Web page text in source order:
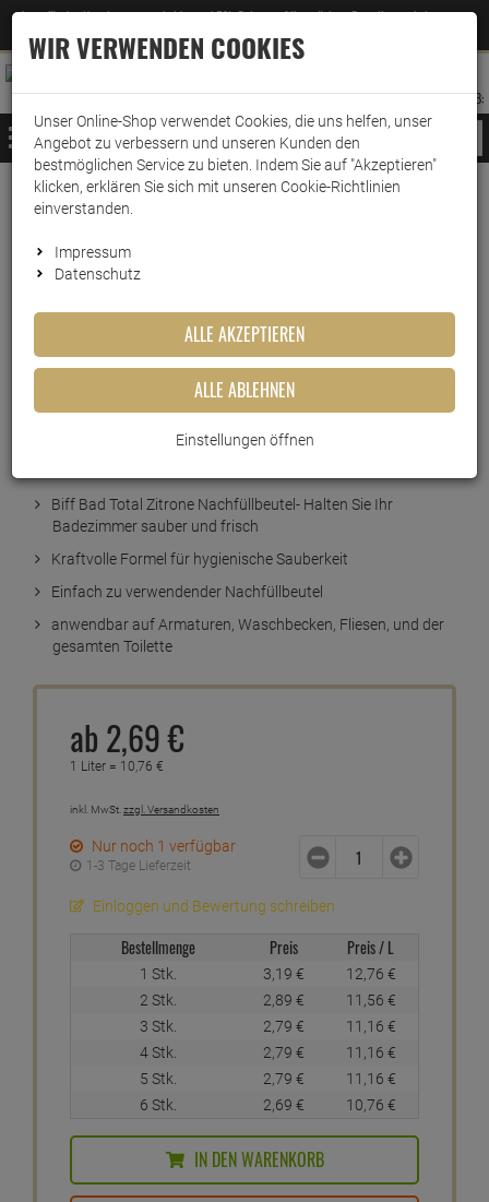
Jetzt für den Newsletter entscheiden und 5% Rabatt auf Ihre nächste Bestellung erhalten
–Zum Newsletter
ANMELDEN
AUFKLAPPEN
MERKZETTEL
WARENKORB:
MENÜ
Weiter einkaufen www.wark24.de Haushaltsreiniger
Sanitärreiniger
Bad-Reiniger
Biff Bad Total Zitrone Nachfüller
Biff Bad Total Zitrone
Nachfüller
Artikel-Nummer:10015635
Biff Bad Total Zitrone Nachfüllbeutel- Halten Sie Ihr
Badezimmer sauber und frisch
Kraftvolle Formel für hygienische Sauberkeit
Einfach zu verwendender Nachfüllbeutel
anwendbar auf Armaturen, Waschbecken, Fliesen, und der
gesamten Toilette
ab 2,69€
1 Liter = 10,76 €
inkl. MwSt.zzgl. Versandkosten
Nur noch 1 verfügbar
1-3 Tage Lieferzeit
Einloggen und Bewertung schreiben
Bestellmenge Preis Preis / L
1 Stk. 3,19 € 12,76 €
2 Stk.
2,89 € 11,56 €
3 Stk.
2,79 € 11,16 €
4 Stk.
2,79 € 11,16 €
5 Stk.
2,79 € 11,16 €
6 Stk.
2,69 € 10,76 €
IN DEN WARENKORB
WIR VERWENDEN COOKIES
Unser Online-Shop verwendet Cookies, die uns helfen, unser
Angebot zu verbessern und unseren Kunden den
bestmöglichen Service zu bieten. Indem Sie auf "Akzeptieren"
klicken, erklären Sie sich mit unseren Cookie-Richtlinien
einverstanden.
Impressum
Datenschutz
ALLE AKZEPTIEREN
ALLE ABLEHNEN
Einstellungen öffnen